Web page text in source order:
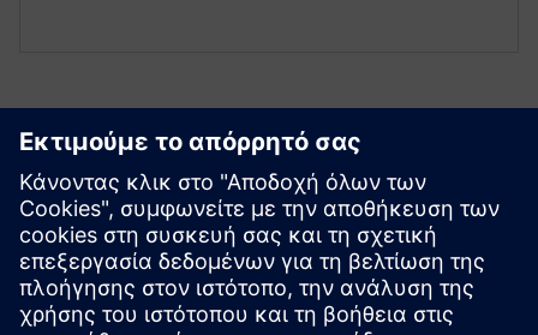
Εξερευνήστε πόρους και
σχετικά προϊόντα
Πρόσθετες πληροφορίες και πόροι